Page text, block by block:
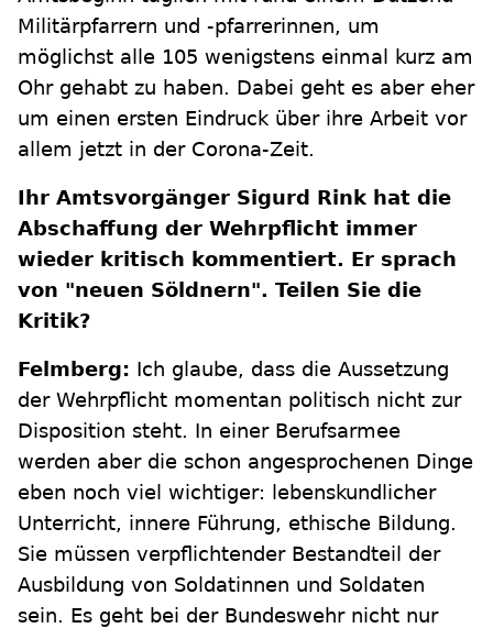
Militärpfarrern und -pfarrerinnen, um
möglichst alle 105 wenigstens einmal kurz am
Ohr gehabt zu haben. Dabei geht es aber eher
um einen ersten Eindruck über ihre Arbeit vor
allem jetzt in der Corona-Zeit.
Ihr Amtsvorgänger Sigurd Rink hat die
Abschaffung der Wehrpflicht immer
wieder kritisch kommentiert. Er sprach
von "neuen Söldnern". Teilen Sie die
Kritik?
Felmberg: Ich glaube, dass die Aussetzung
der Wehrpflicht momentan politisch nicht zur
Disposition steht. In einer Berufsarmee
werden aber die schon angesprochenen Dinge
eben noch viel wichtiger: lebenskundlicher
Unterricht, innere Führung, ethische Bildung.
Sie müssen verpflichtender Bestandteil der
Ausbildung von Soldatinnen und Soldaten
sein. Es geht bei der Bundeswehr nicht nur